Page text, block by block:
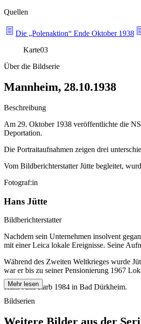
Quellen
Die „Polenaktion“ Ende Oktober 1938
Karte03
Über die Bildserie
Mannheim, 28.10.1938
Beschreibung
Am 29. Oktober 1938 veröffentlichte die
Deportation.
Die Portraitaufnahmen zeigen drei
Vom Bildberichterstatter Jütte begleitet,
Fotograf:in
Hans Jütte
Bildberichterstatter
Nachdem sein Unternehmen insolvent
mit einer Leica lokale Ereignisse. Seine
Während des Zweiten Weltkrieges wurde
war er bis zu seiner Pensionierung 1967
Hans Jütte starb 1984 in Bad Dürkheim.
Mehr lesen
Bildserien